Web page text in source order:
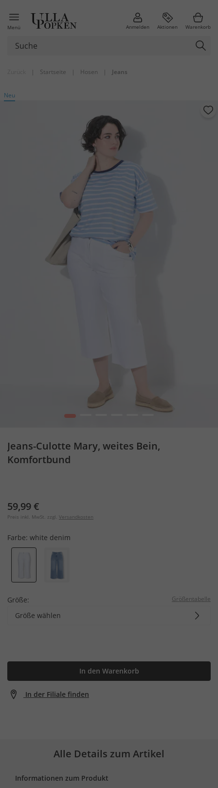
Menü Anmelden Aktionen Warenkorb
| Startseite | Hosen | Jeans
Neu
1
Jeans-Culotte Mary, weites Bein,
Komfortbund
59,99 €
Preis inkl. MwSt. zzgl. Versandkosten
Farbe: white denim
Größe: Größentabelle
Größe wählen
In den Warenkorb
In der Filiale finden
Alle Details zum Artikel
Informationen zum Produkt